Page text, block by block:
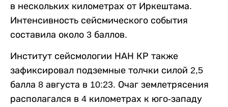
в нескольких километрах от Иркештама.
Интенсивность сейсмического события
составила около 3 баллов.
Институт сейсмологии НАН КР также
зафиксировал подземные толчки силой 2,5
балла 8 августа в 10:23. Очаг землетрясения
располагался в 4 километрах к юго-западу